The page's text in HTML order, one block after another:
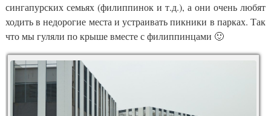
сингапурских семьях (филиппинок и т.д.), а они очень любят
ходить в недорогие места и устраивать пикники в парках. Так
что мы гуляли по крыше вместе с филиппинцами 🙂